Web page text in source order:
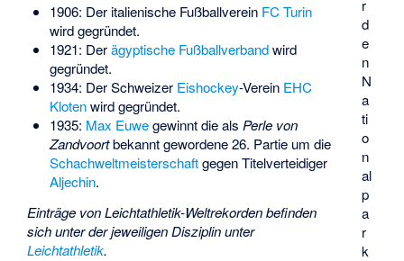
r
d
e
n
N
a
ti
o
n
al
p
a
r
k
1906: Der italienische Fußballverein FC Turin
wird gegründet.
1921: Derägyptische Fußballverbandwird
gegründet.
1934: Der Schweizer Eishockey-Verein EHC
Klotenwird gegründet.
1935: Max Euwegewinnt die als Perle von
Zandvoortbekannt gewordene 26. Partie um die
Schachweltmeisterschaftgegen Titelverteidiger
Aljechin.
Einträge von Leichtathletik-Weltrekorden befinden
sich unter der jeweiligen Disziplin unter
Leichtathletik.